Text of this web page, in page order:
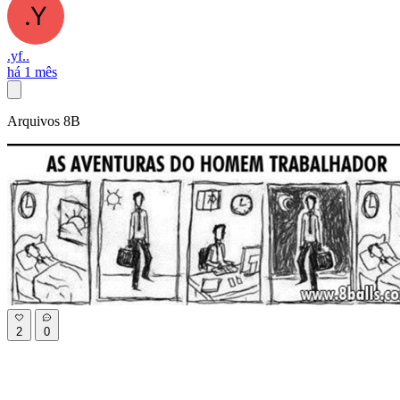
.yf..
há 1 mês
Arquivos 8B
2 0